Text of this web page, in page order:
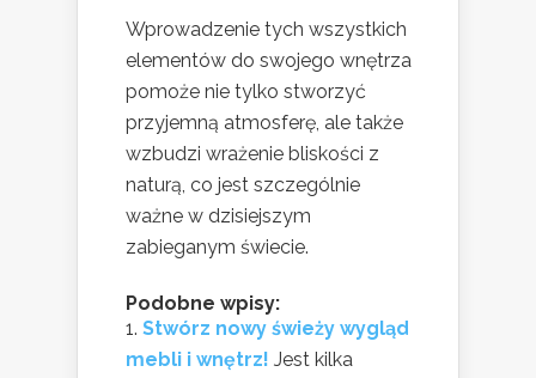
Wprowadzenie tych wszystkich
elementów do swojego wnętrza
pomoże nie tylko stworzyć
przyjemną atmosferę, ale także
wzbudzi wrażenie bliskości z
naturą, co jest szczególnie
ważne w dzisiejszym
zabieganym świecie.
Podobne wpisy:
Stwórz nowy świeży wygląd
mebli i wnętrz! Jest kilka